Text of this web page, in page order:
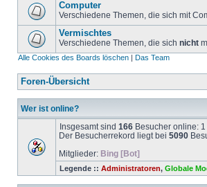
Computer
Verschiedene Themen, die sich mit
Vermischtes
Verschiedene Themen, die sich nicht
Alle Cookies des Boards löschen | Das Team
Foren-Übersicht
Wer ist online?
Insgesamt sind 166 Besucher online:
Der Besucherrekord liegt bei 5090
Mitglieder: Bing [Bot]
Legende :: Administratoren, Globale